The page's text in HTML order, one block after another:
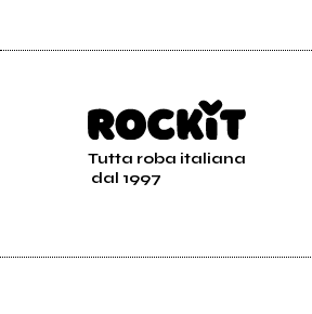
Tutta roba italiana
dal 1997